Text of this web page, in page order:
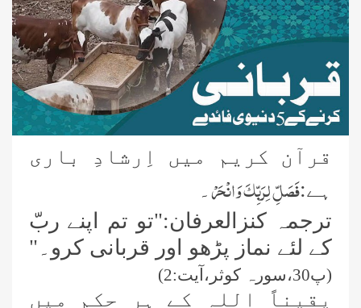
قرآن کریم میں اِرشادِ باری
ہے:فَصَلِّ لِرَبِّکَ وَانْحَرْ۔
ترجمہ کنزالعرفان:"تو تم اپنے ربّ
کے لئے نماز پڑھو اور قربانی کرو۔"
(پ30،سورہ کوثر،آیت:2)
یقیناً اللہ
کے ہر حکم میں